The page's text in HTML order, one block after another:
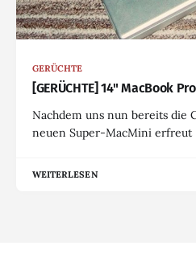
GERÜCHTE
[GERÜCHTE] 14" MacBook
Nachdem uns nun bereits die
neuen Super-MacMini erfreut
WEITERLESEN